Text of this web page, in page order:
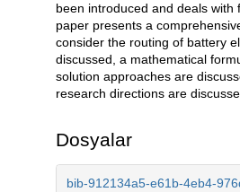
been introduced and deals
paper presents a
consider the routing of battery
discussed, a mathematical
solution approaches are
research directions are
Dosyalar
bib-912134a5-e61b-4eb4-